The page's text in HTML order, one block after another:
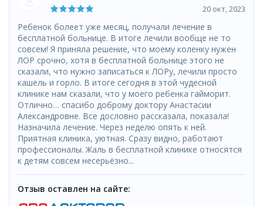
20 окт, 2023
Ребенок болеет уже месяц, получали лечение в
бесплатной больнице. В итоге лечили вообще не то
совсем! Я приняла решение, что моему коленку нужен
ЛОР срочно, хотя в бесплатной больнице этого не
сказали, что нужно записаться к ЛОРу, лечили просто
кашель и горло. В итоге сегодня в этой чудесной
клинике нам сказали, что у моего ребенка гайморит.
Отлично… спасибо доброму доктору Анастасии
Александровне. Все дословно рассказала, показала!
Назначила лечение. Через неделю опять к ней.
Приятная клиника, уютная. Сразу видно, работают
профессионалы. Жаль в бесплатной клинике относятся
к детям совсем несерьёзно...
Отзыв оставлен на сайте: